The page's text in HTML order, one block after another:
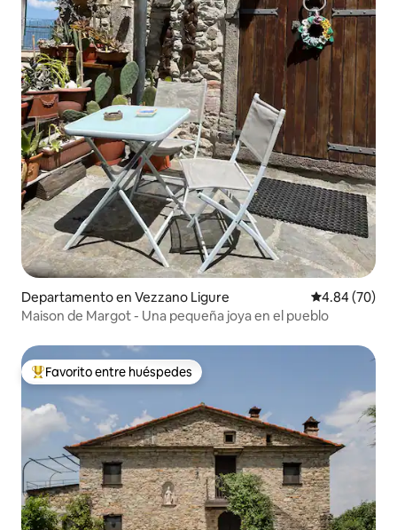
Departamento en Vezzano Ligure Calificación
4.84 (70)
Maison de Margot - Una pequeña joya en el pueblo
De los mejores en Favorito entre huéspedes
Favorito entre huéspedes